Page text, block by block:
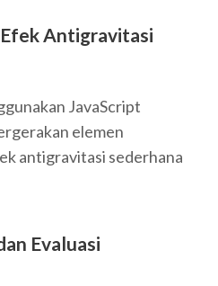
Antigravitasi
JavaScript
elemen
antigravitasi sederhana
Evaluasi